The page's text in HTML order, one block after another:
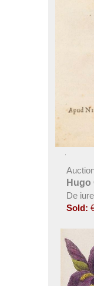
Hugo
De
Sold: